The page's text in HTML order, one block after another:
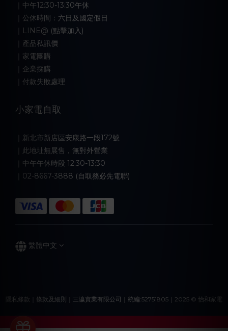
｜中午12:30-13:30午休
｜公休時間：六日及國定假日
｜LINE@ (點擊加入)
｜產品私訊價
｜家電團購
｜企業採購
｜付款失敗處理
小家電自取
｜新北市新店區安康路一段172號
｜此地址無展售，無對外營業
｜中午午休時段 12:30-13:30
｜02-8667-3888 (自取務必先電聯)
繁體中文
隱私條款｜條款及細則｜三瀛實業有限公司｜統編:52751805｜2025 © 怡和家電